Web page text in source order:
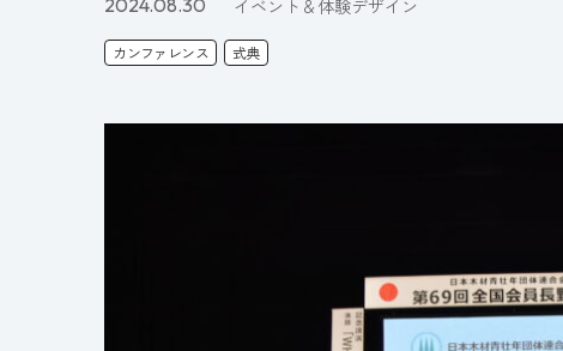
2024.08.30 イベント＆体験デザイン
カンファレンス 式典